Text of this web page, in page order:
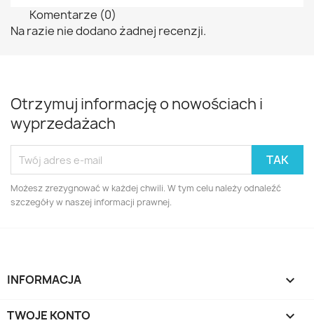
Komentarze (0)
Na razie nie dodano żadnej recenzji.
Otrzymuj informację o nowościach i
wyprzedażach
Możesz zrezygnować w każdej chwili. W tym celu należy odnaleźć
szczegóły w naszej informacji prawnej.
INFORMACJA 
TWOJE KONTO 